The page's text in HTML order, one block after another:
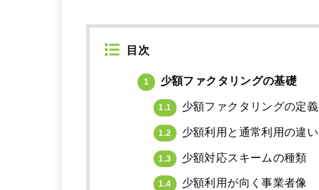
目次
1 少額ファクタリングの基礎
1.1 少額ファクタリングの定義
1.2 少額利用と通常利用の違い
1.3 少額対応スキームの種類
1.4 少額利用が向く事業者像